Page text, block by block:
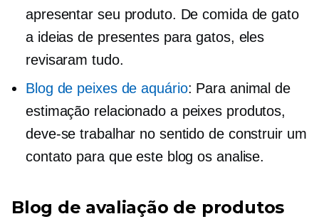
apresentar seu produto. De comida de gato
a ideias de presentes para gatos, eles
revisaram tudo.
Blog de peixes de aquário: Para animal de
estimação relacionado a peixes produtos,
deve-se trabalhar no sentido de construir um
contato para que este blog os analise.
Blog de avaliação de produtos